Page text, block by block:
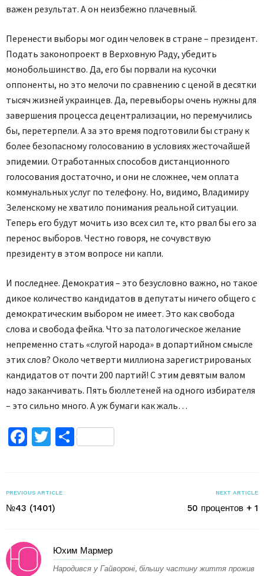
важен результат. А он неизбежно плачевный.
Перенести выборы мог один человек в стране – президент.
Подать законопроект в Верховную Раду, убедить
монобольшинство. Да, его бы порвали на кусочки
оппоненты, но это мелочи по сравнению с ценой в десятки
тысяч жизней украинцев. Да, перевыборы очень нужны для
завершения процесса децентрализации, но перемучились
бы, перетерпели. А за это время подготовили бы страну к
более безопасному голосованию в условиях жесточайшей
эпидемии. Отработанных способов дистанционного
голосования достаточно, и они не сложнее, чем оплата
коммунальных услуг по телефону. Но, видимо, Владимиру
Зеленскому не хватило понимания реальной ситуации.
Теперь его будут мочить изо всех сил те, кто рвал бы его за
перенос выборов. Честно говоря, не сочувствую
президенту в этом вопросе ни капли.
И последнее. Демократия – это безусловно важно, но такое
дикое количество кандидатов в депутаты ничего общего с
демократическим выбором не имеет. Это как свобода
слова и свобода фейка. Что за патологическое желание
непременно стать «слугой народа» в допартийном смысле
этих слов? Около четверти миллиона зарегистрированых
кандидатов от почти 200 партий! С этим девятым валом
надо заканчивать. Пять бюллетеней на одного избирателя
– это сильно много. А уж бумаги как жаль…
Facebook
TwitterПоділитися
PREVIOUS ARTICLE
№43 (1401)
NEXT ARTICLE
50 процентов + 1
Юхим Мармер
Народився у Гайвороні, більшу частину життя прожив